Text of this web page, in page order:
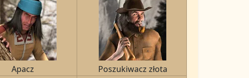
Apacz Poszukiwacz złota